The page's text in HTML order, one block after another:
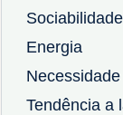
Sociabilidade
Energia
Tendência a